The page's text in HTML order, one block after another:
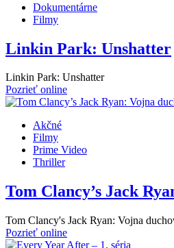
Dokumentárne
Filmy
Linkin Park: Unshatter
Linkin Park: Unshatter
Pozrieť online
Akčné
Filmy
Prime Video
Thriller
Tom Clancy’s Jack
Tom Clancy's Jack Ryan: Vojna
Pozrieť online